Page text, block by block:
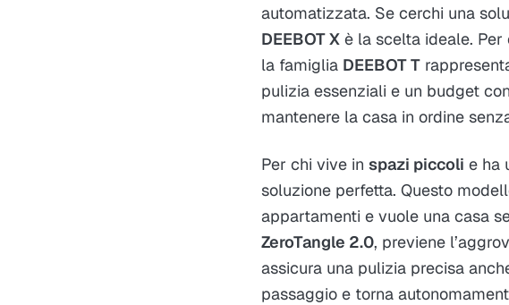
automatizzata. Se cerchi una
DEEBOT X è la scelta ideale.
la famiglia DEEBOT T
pulizia essenziali e un budget
mantenere la casa in ordine
Per chi vive in spazi piccoli e ha
soluzione perfetta. Questo
appartamenti e vuole una casa
ZeroTangle 2.0, previene
assicura una pulizia precisa
passaggio e torna